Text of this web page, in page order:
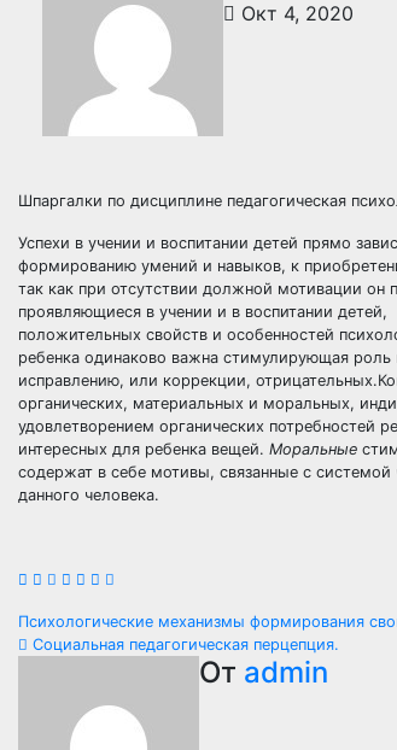
Окт 4, 2020
Шпаргалки по дисциплине педагогическая
Успехи в учении и воспитании детей прямо
формированию умений и навыков, к
так как при отсутствии должной мотивации он
проявляющиеся в учении и в воспитании
положительных свойств и особенностей
ребенка одинаково важна стимулирующая
исправлению, или коррекции,
органических, материальных и моральных,
удовлетворением органических потребностей
интересных для ребенка вещей. Моральные
содержат в себе мотивы, связанные с системой
данного человека.
Навигация
записям
Психологические механизмы формирования
Социальная педагогическая перцепция.
От admin